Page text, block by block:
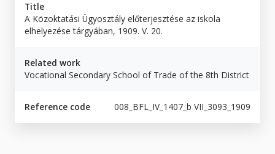
Title
A Közoktatási Ügyosztály előterjesztése az iskola
elhelyezése tárgyában, 1909. V. 20.
Related work
Vocational Secondary School of Trade of the 8th District
Reference code 008_BFL_IV_1407_b VII_3093_1909